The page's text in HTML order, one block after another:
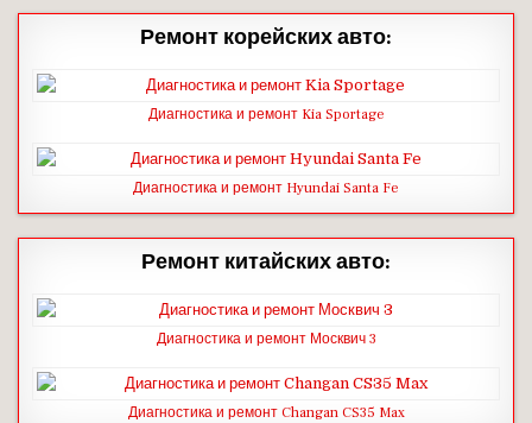
Ремонт корейских авто:
Диагностика и ремонт Kia Sportage
Диагностика и ремонт Hyundai Santa Fe
Ремонт китайских авто:
Диагностика и ремонт Москвич 3
Диагностика и ремонт Changan CS35 Max